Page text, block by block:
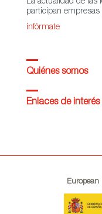
La actualidad de las
participan empresas
infórmate
Quiénes somos
Enlaces de interés
European